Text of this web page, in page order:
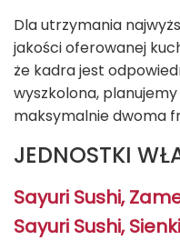
Dla utrzymania
jakości oferowanej
że kadra jest
wyszkolona,
maksymalnie dwoma
JEDNOSTKI
Sayuri Sushi,
Sayuri Sushi,